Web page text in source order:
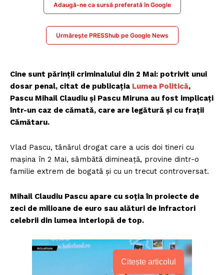
Adaugă-ne ca sursă preferată în Google
Urmărește PRESShub pe Google News
Cine sunt părinții criminalului din 2 Mai: potrivit unui
dosar penal, citat de publicația Lumea Politică,
Pascu Mihail Claudiu și Pascu Miruna au fost implicați
într-un caz de cămată, care are legătură și cu frații
Cămătaru.
Vlad Pascu, tânărul drogat care a ucis doi tineri cu
mașina în 2 Mai, sâmbătă dimineață, provine dintr-o
familie extrem de bogată și cu un trecut controversat.
Mihail Claudiu Pascu apare cu soția în proiecte de
zeci de milioane de euro sau alături de infractori
celebrii din lumea interlopă de top.
Citește articolul